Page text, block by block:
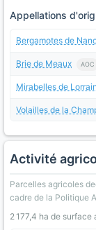
Appellations
Bergamotes de
Brie de Meaux AOC
Mirabelles de
Volailles de la
Activité
Parcelles agricoles
cadre de la Politique
2 177,4 ha de